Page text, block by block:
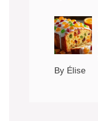
By Élise